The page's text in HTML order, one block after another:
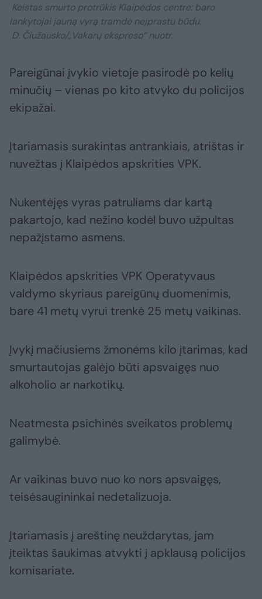
Keistas smurto protrūkis Klaipėdos centre: baro
lankytojai jauną vyrą tramdė neįprastu būdu.
D. Čiužausko/„Vakarų ekspreso“ nuotr.
Pareigūnai įvykio vietoje pasirodė po kelių
minučių – vienas po kito atvyko du policijos
ekipažai.
Įtariamasis surakintas antrankiais, atrištas ir
nuvežtas į Klaipėdos apskrities VPK.
Nukentėjęs vyras patruliams dar kartą
pakartojo, kad nežino kodėl buvo užpultas
nepažįstamo asmens.
Klaipėdos apskrities VPK Operatyvaus
valdymo skyriaus pareigūnų duomenimis,
bare 41 metų vyrui trenkė 25 metų vaikinas.
Įvykį mačiusiems žmonėms kilo įtarimas, kad
smurtautojas galėjo būti apsvaigęs nuo
alkoholio ar narkotikų.
Neatmesta psichinės sveikatos problemų
galimybė.
Ar vaikinas buvo nuo ko nors apsvaigęs,
teisėsaugininkai nedetalizuoja.
Įtariamasis į areštinę neuždarytas, jam
įteiktas šaukimas atvykti į apklausą policijos
komisariate.